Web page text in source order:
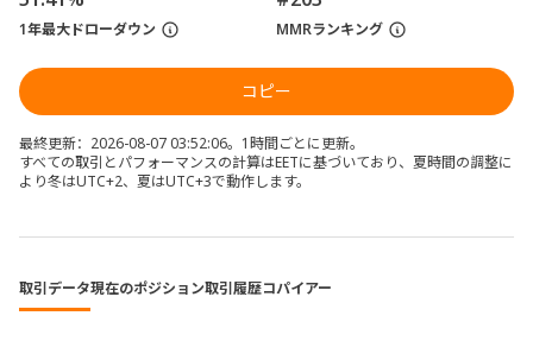
1年最大ドローダウン MMRランキング
コピー
最終更新：2026-08-07 03:52:06。1時間ごとに更新。
すべての取引とパフォーマンスの計算はEETに基づいており、夏時間の調整に
より冬はUTC+2、夏はUTC+3で動作します。
取引データ現在のポジション取引履歴コパイアー